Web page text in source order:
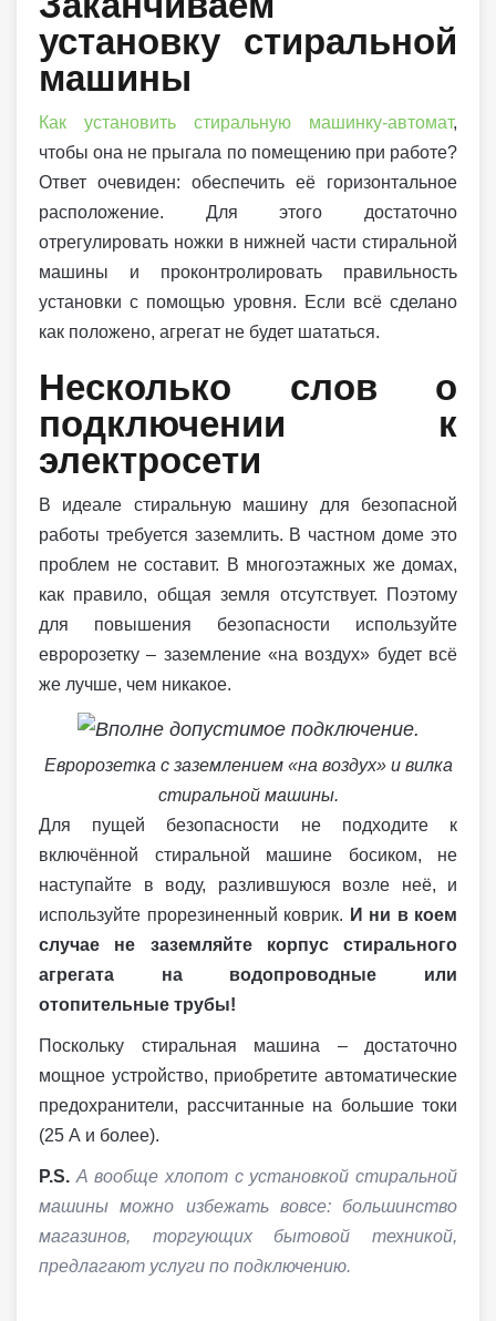
установку стиральной
машины
Как установить стиральную машинку-автомат,
чтобы она не прыгала по помещению при работе?
Ответ очевиден: обеспечить её горизонтальное
расположение. Для этого достаточно
отрегулировать ножки в нижней части стиральной
машины и проконтролировать правильность
установки с помощью уровня. Если всё сделано
как положено, агрегат не будет шататься.
Несколько слов о
подключении к
электросети
В идеале стиральную машину для безопасной
работы требуется заземлить. В частном доме это
проблем не составит. В многоэтажных же домах,
как правило, общая земля отсутствует. Поэтому
для повышения безопасности используйте
евророзетку – заземление «на воздух» будет всё
же лучше, чем никакое.
Евророзетка с заземлением «на воздух» и вилка
стиральной машины.
Для пущей безопасности не подходите к
включённой стиральной машине босиком, не
наступайте в воду, разлившуюся возле неё, и
используйте прорезиненный коврик. И ни в коем
случае не заземляйте корпус стирального
агрегата на водопроводные или
отопительные трубы!
Поскольку стиральная машина – достаточно
мощное устройство, приобретите автоматические
предохранители, рассчитанные на большие токи
(25 А и более).
P.S. А вообще хлопот с установкой стиральной
машины можно избежать вовсе: большинство
магазинов, торгующих бытовой техникой,
предлагают услуги по подключению.